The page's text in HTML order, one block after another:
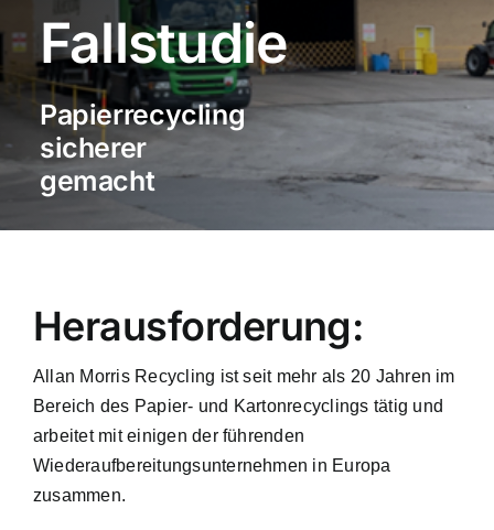
Von uns unterstützte Branchen
Fallstudien
Ressourcen
Fallstudie
Papierrecycling
sicherer
gemacht
Herausforderung:
Allan Morris Recycling ist seit mehr als 20 Jahren im
Bereich des Papier- und Kartonrecyclings tätig und
arbeitet mit einigen der führenden
Wiederaufbereitungsunternehmen in Europa
zusammen.